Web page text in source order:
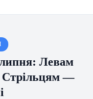
Левам
Стрільцям —